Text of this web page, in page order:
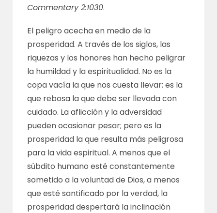
Commentary 2:1030.
El peligro acecha en medio de la
prosperidad. A través de los siglos, las
riquezas y los honores han hecho peligrar
la humildad y la espiritualidad. No es la
copa vacía la que nos cuesta llevar; es la
que rebosa la que debe ser llevada con
cuidado. La aflicción y la adversidad
pueden ocasionar pesar; pero es la
prosperidad la que resulta más peligrosa
para la vida espiritual. A menos que el
súbdito humano esté constantemente
sometido a la voluntad de Dios, a menos
que esté santificado por la verdad, la
prosperidad despertará la inclinación